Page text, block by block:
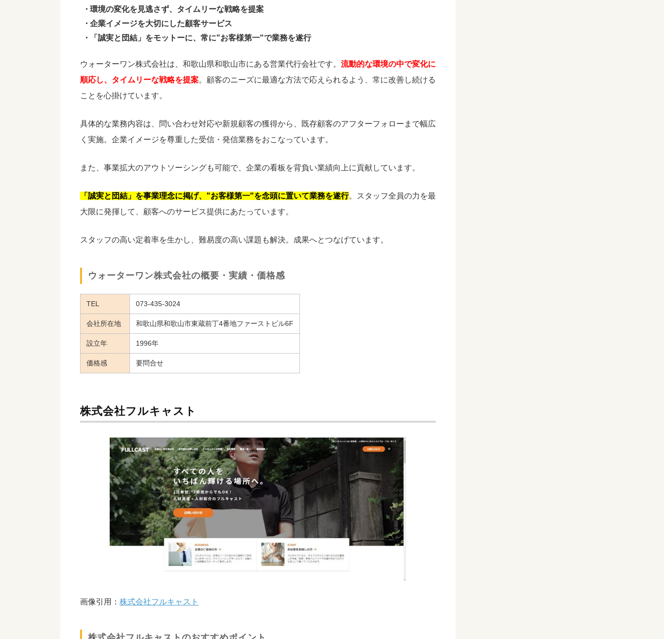
環境の変化を見逃さず、タイムリーな戦略を提案
企業イメージを大切にした顧客サービス
「誠実と団結」をモットーに、常に"お客様第一"で業務を遂行
ウォーターワン株式会社は、和歌山県和歌山市にある営業代行会社です。 流動的な環境の中で変化に
順応し、タイムリーな戦略を提案。顧客のニーズに最適な方法で応えられるよう、常に改善し続ける
ことを心掛けています。
具体的な業務内容は、問い合わせ対応や新規顧客の獲得から、既存顧客のアフターフォローまで幅広
く実施。企業イメージを尊重した受信・発信業務をおこなっています。
また、事業拡大のアウトソーシングも可能で、企業の看板を背負い業績向上に貢献しています。
「誠実と団結」を事業理念に掲げ、"お客様第一"を念頭に置いて業務を遂行。スタッフ全員の力を最
大限に発揮して、顧客へのサービス提供にあたっています。
スタッフの高い定着率を生かし、難易度の高い課題も解決。成果へとつなげています。
ウォーターワン株式会社の概要・実績・価格感
TEL 073-435-3024
会社所在地 和歌山県和歌山市東蔵前丁4番地ファーストビル6F
設立年 1996年
価格感 要問合せ
株式会社フルキャスト
画像引用： 株式会社フルキャスト